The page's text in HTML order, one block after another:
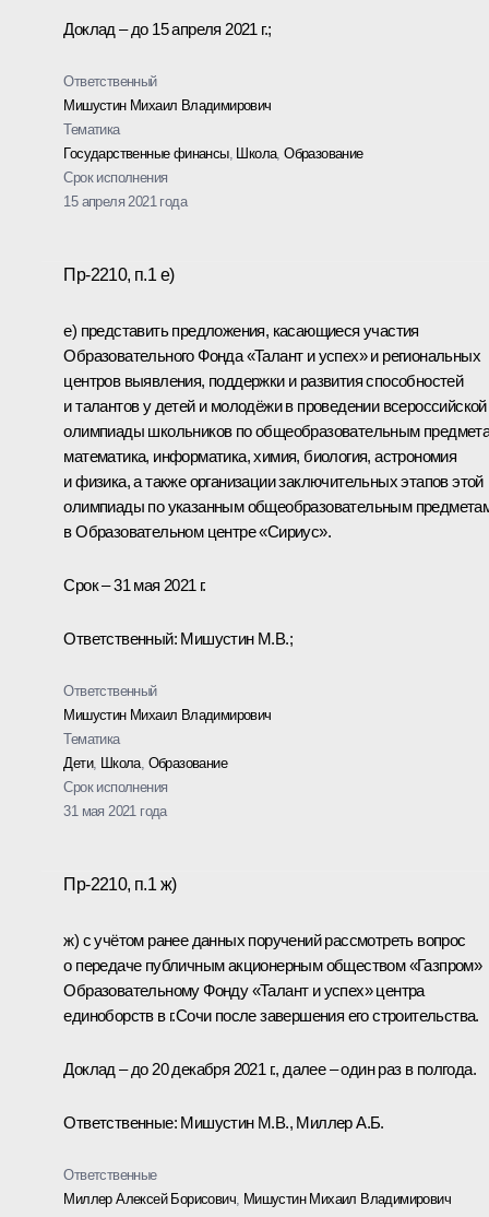
Доклад – до 15 апреля 2021 г.;
Ответственный
Мишустин Михаил Владимирович
Тематика
Государственные финансы, Школа,Образование
Срок исполнения
15 апреля 2021 года
Пр-2210, п.1 е)
е) представить предложения, касающиеся участия
Образовательного Фонда «Талант и успех» и региональных
центров выявления, поддержки и развития способностей
и талантов у детей и молодёжи в проведении всероссийской
олимпиады школьников по общеобразовательным
математика, информатика, химия, биология, астрономия
и физика, а также организации заключительных этапов этой
олимпиады по указанным общеобразовательным
в Образовательном центре «Сириус».
Срок – 31 мая 2021 г.
Ответственный: Мишустин М.В.;
Ответственный
Мишустин Михаил Владимирович
Тематика
Дети, Школа, Образование
Срок исполнения
31 мая 2021 года
Пр-2210, п.1 ж)
ж) с учётом ранее данных поручений рассмотреть вопрос
о передаче публичным акционерным обществом «Газпром»
Образовательному Фонду «Талант и успех» центра
единоборств в г.Сочи после завершения его строительства.
Доклад – до 20 декабря 2021 г., далее – один раз в полгода.
Ответственные: Мишустин М.В., Миллер А.Б.
Ответственные
Миллер Алексей Борисович Мишустин Михаил Владимирович